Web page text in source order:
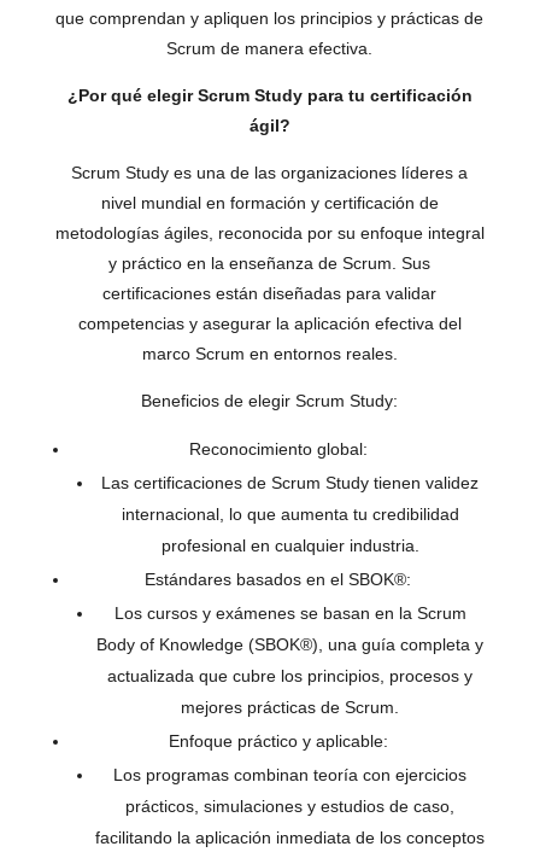
que comprendan y apliquen los principios y prácticas de
Scrum de manera efectiva.
¿Por qué elegir Scrum Study para tu certificación
ágil?
Scrum Study es una de las organizaciones líderes a
nivel mundial en formación y certificación de
metodologías ágiles, reconocida por su enfoque integral
y práctico en la enseñanza de Scrum. Sus
certificaciones están diseñadas para validar
competencias y asegurar la aplicación efectiva del
marco Scrum en entornos reales.
Beneficios de elegir Scrum Study:
Reconocimiento global:
Las certificaciones de Scrum Study tienen validez
internacional, lo que aumenta tu credibilidad
profesional en cualquier industria.
Estándares basados en el SBOK®:
Los cursos y exámenes se basan en la Scrum
Body of Knowledge (SBOK®), una guía completa y
actualizada que cubre los principios, procesos y
mejores prácticas de Scrum.
Enfoque práctico y aplicable:
Los programas combinan teoría con ejercicios
prácticos, simulaciones y estudios de caso,
facilitando la aplicación inmediata de los conceptos